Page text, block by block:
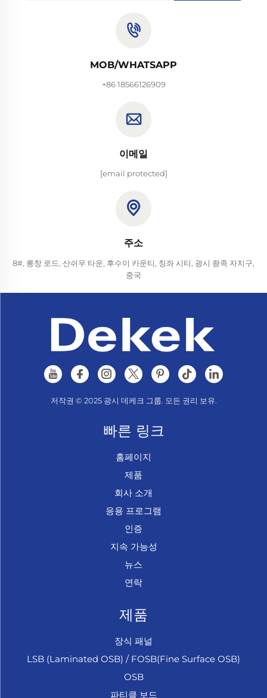
MOB/WHATSAPP
+86 18566126909
이메일
[email protected]
주소
8#, 롱창 로드, 산쉬우 타운, 후수이 카운티, 칭좌 시티, 광시 좡족 자치구,
중국
저작권 © 2025 광시 데케크 그룹. 모든 권리 보유.
빠른 링크
홈페이지
제품
회사 소개
응용 프로그램
인증
지속 가능성
뉴스
연락
제품
장식 패널
LSB (Laminated OSB) / FOSB(Fine Surface OSB)
OSB
파티클 보드